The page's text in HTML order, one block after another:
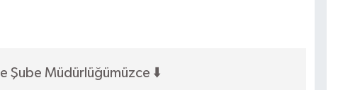
Şube Müdürlüğümüzce ⬇️